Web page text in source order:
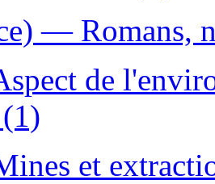
— Romans,
de
et